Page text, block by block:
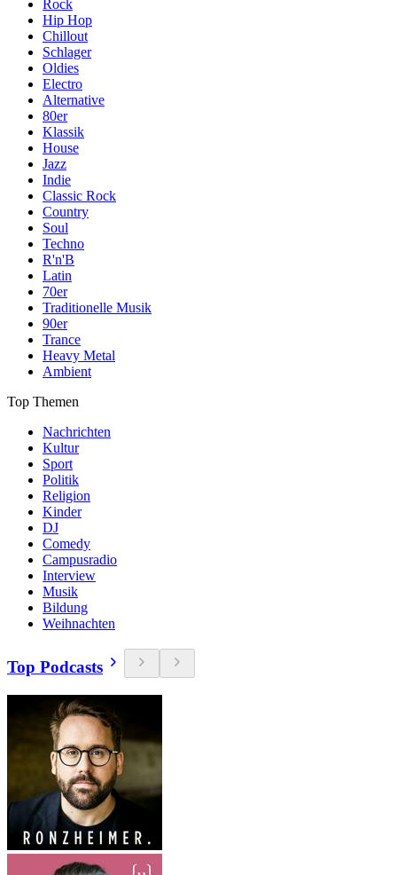
Rock
Hip Hop
Chillout
Schlager
Oldies
Electro
Alternative
80er
Klassik
House
Jazz
Indie
Classic Rock
Country
Soul
Techno
R'n'B
Latin
70er
Traditionelle Musik
90er
Trance
Heavy Metal
Ambient
Top Themen
Nachrichten
Kultur
Sport
Politik
Religion
Kinder
DJ
Comedy
Campusradio
Interview
Musik
Bildung
Weihnachten
Top Podcasts